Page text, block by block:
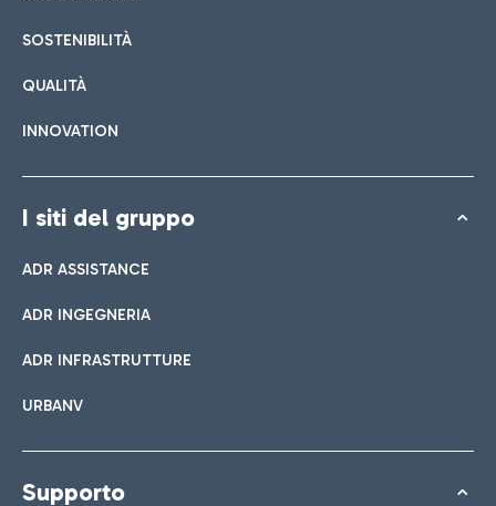
SOSTENIBILITÀ
QUALITÀ
INNOVATION
I siti del gruppo
ADR ASSISTANCE
ADR INGEGNERIA
ADR INFRASTRUTTURE
URBANV
Supporto